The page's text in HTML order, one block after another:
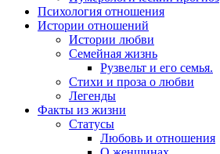
Психология отношения
Истории отношений
Истории любви
Семейная жизнь
Рузвельт и его семья.
Стихи и проза о любви
Легенды
Факты из жизни
Статусы
Любовь и отношения